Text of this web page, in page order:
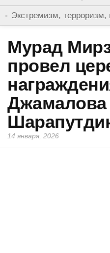
Экстремизм, терроризм,
Мурад
провел
Джамалова
14 января, 2026